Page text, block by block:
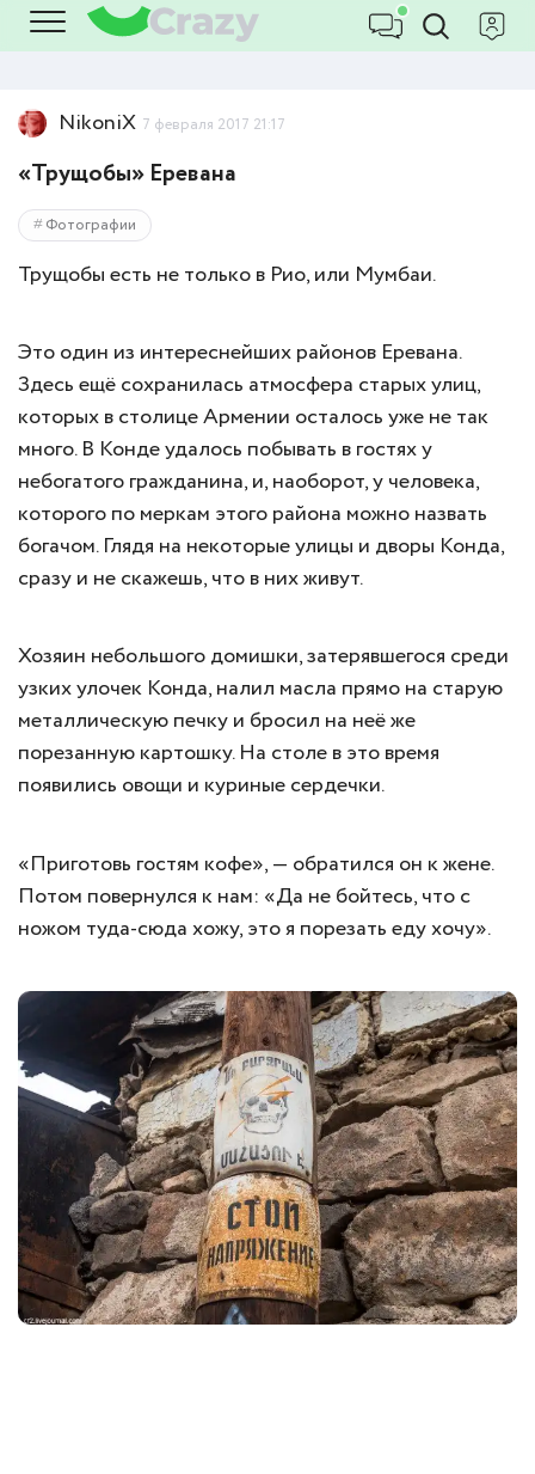
NikoniX 7 февраля 2017 21:17
«Трущобы» Еревана
Фотографии
Трущобы есть не только в Рио, или Мумбаи.
Это один из интереснейших районов Еревана.
Здесь ещё сохранилась атмосфера старых улиц,
которых в столице Армении осталось уже не так
много. В Конде удалось побывать в гостях у
небогатого гражданина, и, наоборот, у человека,
которого по меркам этого района можно назвать
богачом. Глядя на некоторые улицы и дворы Конда,
сразу и не скажешь, что в них живут.
Хозяин небольшого домишки, затерявшегося среди
узких улочек Конда, налил масла прямо на старую
металлическую печку и бросил на неё же
порезанную картошку. На столе в это время
появились овощи и куриные сердечки.
«Приготовь гостям кофе», — обратился он к жене.
Потом повернулся к нам: «Да не бойтесь, что с
ножом туда-сюда хожу, это я порезать еду хочу».